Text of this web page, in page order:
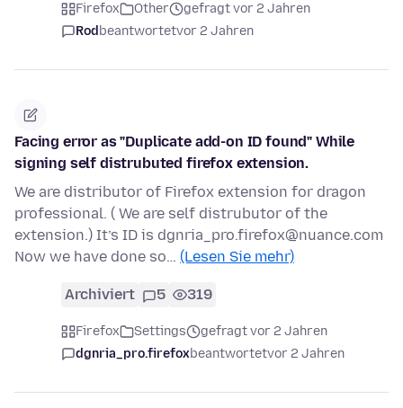
Firefox Other
gefragt vor 2 Jahren
Rodbeantwortetvor 2 Jahren
Facing error as "Duplicate add-on ID found" While
signing self distrubuted firefox extension.
We are distributor of Firefox extension for dragon
professional. ( We are self distrubutor of the
extension.) It’s ID is dgnria_pro.firefox@nuance.com
Now we have done so… (Lesen Sie mehr)
Archiviert 5 319
Firefox Settings
gefragt vor 2 Jahren
dgnria_pro.firefoxbeantwortetvor 2 Jahren